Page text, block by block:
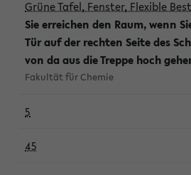
Grüne Tafel, Fenster, Flexible
Sie erreichen den Raum, wenn
Tür auf der rechten Seite des
von da aus die Treppe hoch
Fakultät für Chemie
5
45